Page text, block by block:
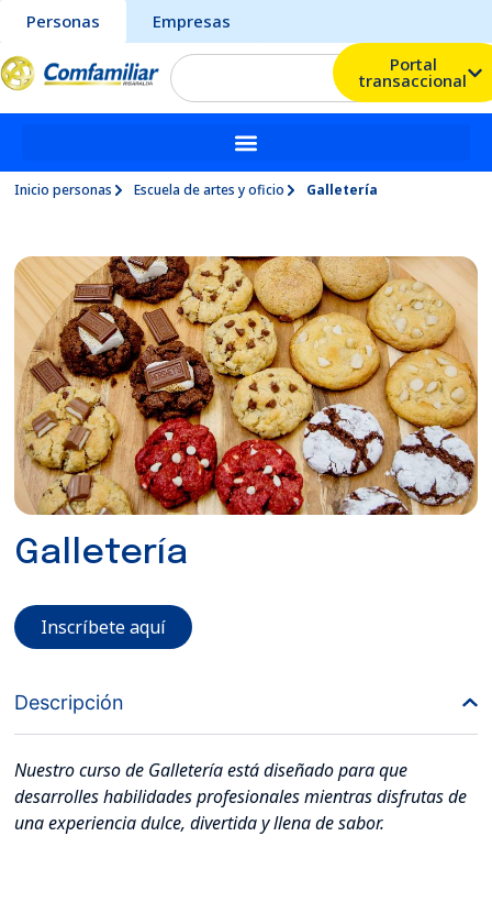
Personas
Empresas
Portal
transaccional
Inicio personas Escuela de artes y oficio Galletería
Galletería
Inscríbete aquí
Descripción
Nuestro curso de Galletería está diseñado para que
desarrolles habilidades profesionales mientras disfrutas de
una experiencia dulce, divertida y llena de sabor.